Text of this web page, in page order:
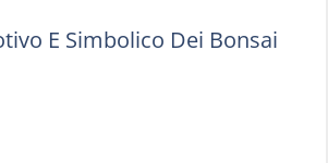
E Simbolico Dei Bonsai